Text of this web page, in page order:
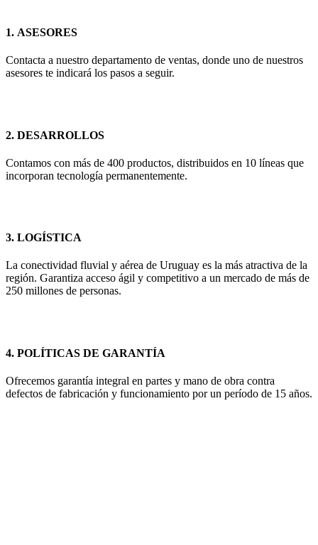
1. ASESORES
Contacta a nuestro departamento de ventas, donde uno de nuestros
asesores te indicará los pasos a seguir.
2. DESARROLLOS
Contamos con más de 400 productos, distribuidos en 10 líneas que
incorporan tecnología permanentemente.
3. LOGÍSTICA
La conectividad fluvial y aérea de Uruguay es la más atractiva de la
región. Garantiza acceso ágil y competitivo a un mercado de más de
250 millones de personas.
4. POLÍTICAS DE GARANTÍA
Ofrecemos garantía integral en partes y mano de obra contra
defectos de fabricación y funcionamiento por un período de 15 años.